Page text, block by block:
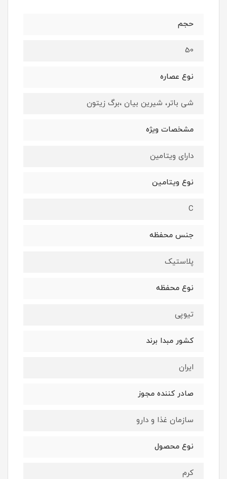
حجم
50
نوع عصاره
شی باتر، شیرین بیان ،برگ زیتون
مشخصات ویژه
دارای ویتامین
نوع ویتامین
C
جنس محفظه
پلاستیک
نوع محفظه
تیوپی
کشور مبدا برند
ایران
صادر کننده مجوز
سازمان غذا و دارو
نوع محصول
کرم